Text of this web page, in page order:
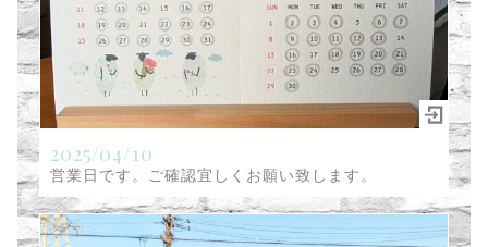
2025/04/10
営業日です。ご確認宜しくお願い致します。